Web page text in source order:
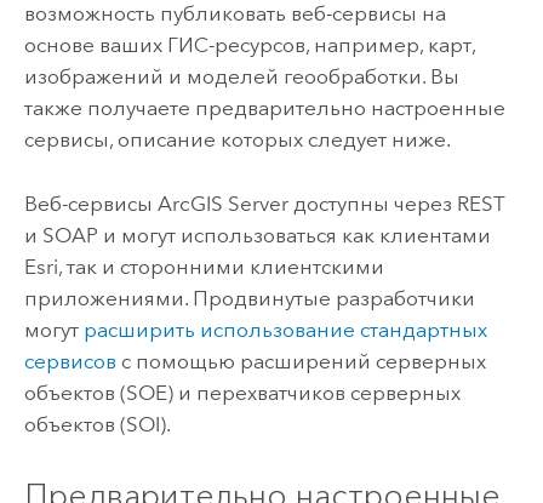
возможность публиковать веб-сервисы на
основе ваших ГИС-ресурсов, например, карт,
изображений и моделей геообработки. Вы
также получаете предварительно настроенные
сервисы, описание которых следует ниже.
Веб-сервисы ArcGIS Serverдоступны через REST
и SOAP и могут использоваться как клиентами
Esri, так и сторонними клиентскими
приложениями. Продвинутые разработчики
могут расширить использование стандартных
сервисов с помощью расширений серверных
объектов (SOE) и перехватчиков серверных
объектов (SOI).